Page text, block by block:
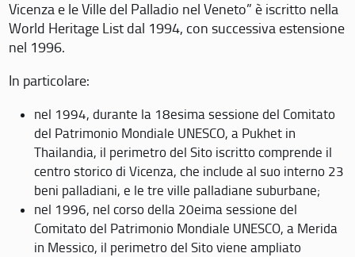
Vicenza e le Ville del Palladio nel Veneto” è iscritto nella
World Heritage List dal 1994, con successiva estensione
nel 1996.
In particolare:
nel 1994, durante la 18esima sessione del Comitato
del Patrimonio Mondiale UNESCO, a Pukhet in
Thailandia, il perimetro del Sito iscritto comprende il
centro storico di Vicenza, che include al suo interno 23
beni palladiani, e le tre ville palladiane suburbane;
nel 1996, nel corso della 20eima sessione del
Comitato del Patrimonio Mondiale UNESCO, a Merida
in Messico, il perimetro del Sito viene ampliato